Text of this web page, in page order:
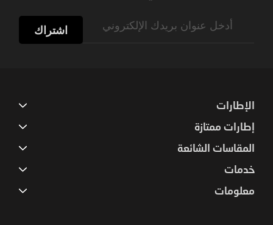
اشتراك
الإطارات
إطارات ممتازة
المقاسات الشائعة
خدمات
معلومات